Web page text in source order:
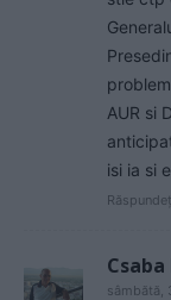
AUR si
isi ia si
sâmbătă,